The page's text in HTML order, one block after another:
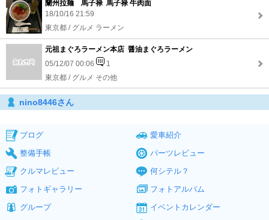
蘭州拉麺 馬子禄 馬子禄 牛肉面
18/10/16 21:59
東京都 / グルメ ラーメン
元祖まぐろラーメン本店 醤油まぐろラーメン
05/12/07 00:06
1
東京都 / グルメ その他
nino8446さん
ブログ
愛車紹介
整備手帳
パーツレビュー
クルマレビュー
何シテル？
フォトギャラリー
フォトアルバム
グループ
イベントカレンダー